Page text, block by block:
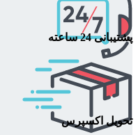
پشتیبانی 24 ساعته
تحویل اکسپرس